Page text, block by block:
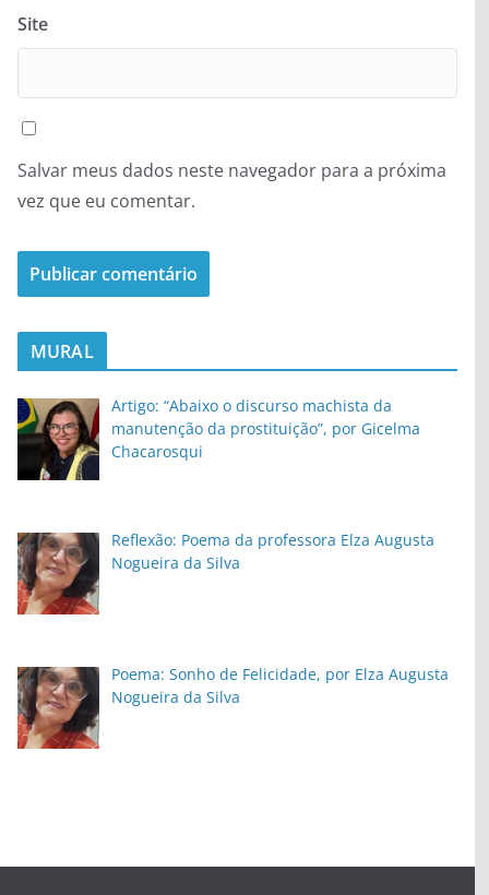
Site
Salvar meus dados neste navegador para a próxima
vez que eu comentar.
MURAL
Artigo: “Abaixo o discurso machista da
manutenção da prostituição”, por Gicelma
Chacarosqui
Reflexão: Poema da professora Elza Augusta
Nogueira da Silva
Poema: Sonho de Felicidade, por Elza Augusta
Nogueira da Silva